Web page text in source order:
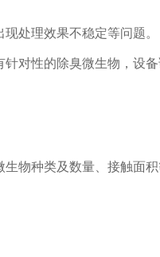
处理效果不稳定等问题。
对性的除臭微生物，设
物种类及数量、接触面